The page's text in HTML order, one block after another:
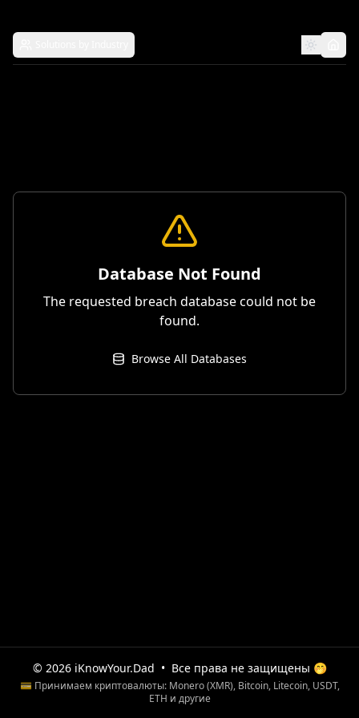
Database Not Found
The requested breach database could not be
found.
Browse All Databases
© 2026 iKnowYour.Dad • Все права не защищены 🤭
💳 Принимаем криптовалюты: Monero (XMR), Bitcoin, Litecoin, USDT,
ETH и другие